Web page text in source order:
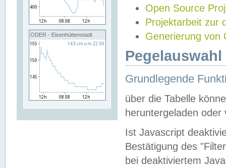
ODER - Eisenhüttenstadt
Open Source
Projektarbeit zur
Generierung von
Grundlegende
über die Tabelle
heruntergeladen oder
Ist Javascript
Bestätigung des
bei deaktiviertem